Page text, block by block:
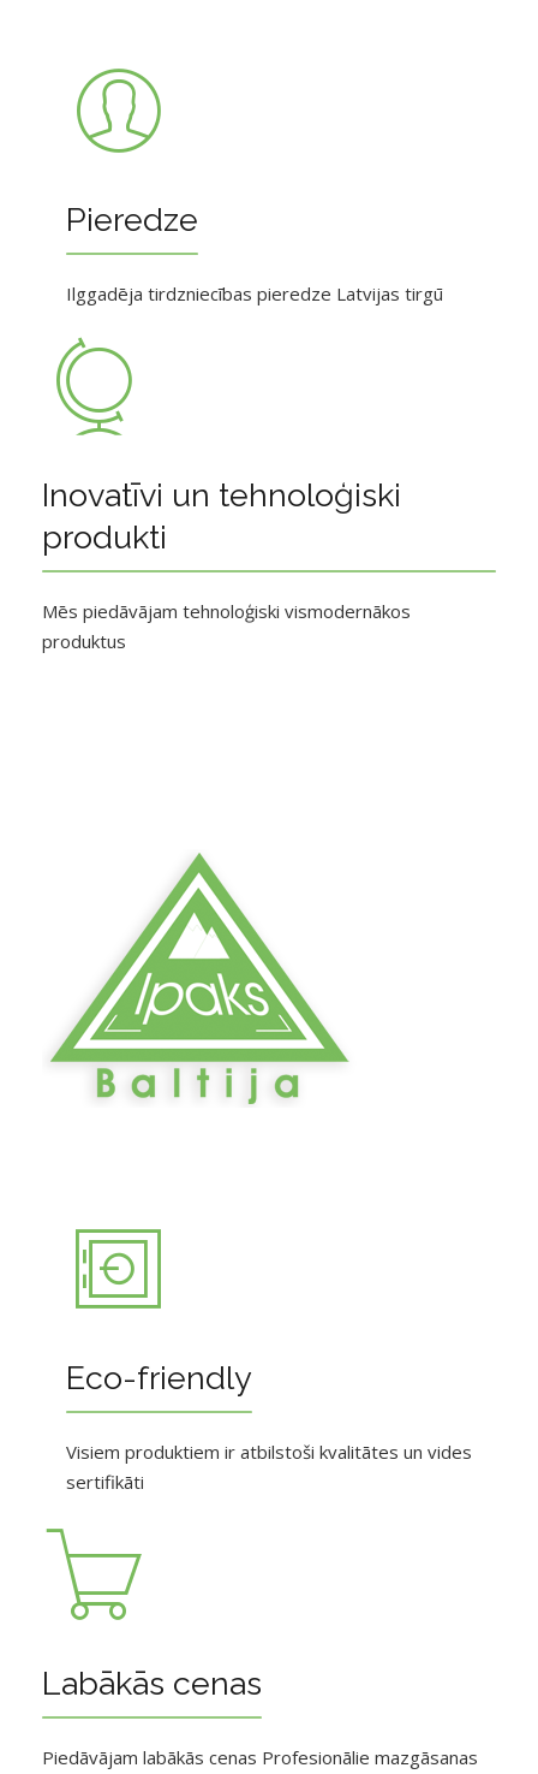
Pieredze
Ilggadēja tirdzniecības pieredze Latvijas tirgū
Inovatīvi un tehnoloģiski
produkti
Mēs piedāvājam tehnoloģiski vismodernākos
produktus
Eco-friendly
Visiem produktiem ir atbilstoši kvalitātes un vides
sertifikāti
Labākās cenas
Piedāvājam labākās cenas Profesionālie mazgāsanas